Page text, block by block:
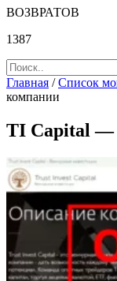
ВОЗВРАТОВ
1387
Главная /Список
компании
TI Capital —